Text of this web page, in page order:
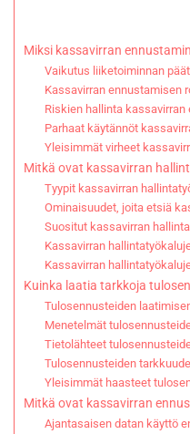
Miksi kassavirran
Vaikutus liiketoiminnan
Kassavirran ennustamisen
Riskien hallinta kassavirran
Parhaat käytännöt
Yleisimmät virheet
Mitkä ovat kassavirran
Tyypit kassavirran
Ominaisuudet, joita etsiä
Suositut kassavirran
Kassavirran
Kassavirran
Kuinka laatia tarkkoja
Tulosennusteiden
Menetelmät
Tietolähteet
Tulosennusteiden
Yleisimmät haasteet
Mitkä ovat kassavirran
Ajantasaisen datan käyttö